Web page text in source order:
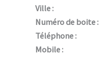
Ville :
Numéro de boite :
Téléphone :
Mobile :